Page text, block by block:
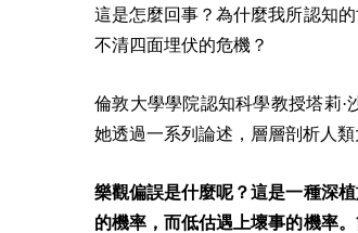
這是怎麼回事？為什麼我所認知
不清四面埋伏的危機？
倫敦大學學院認知科學教授塔莉·
她透過一系列論述，層層剖析人
樂觀偏誤是什麼呢？這是一種深
的機率，而低估遇上壞事的機率